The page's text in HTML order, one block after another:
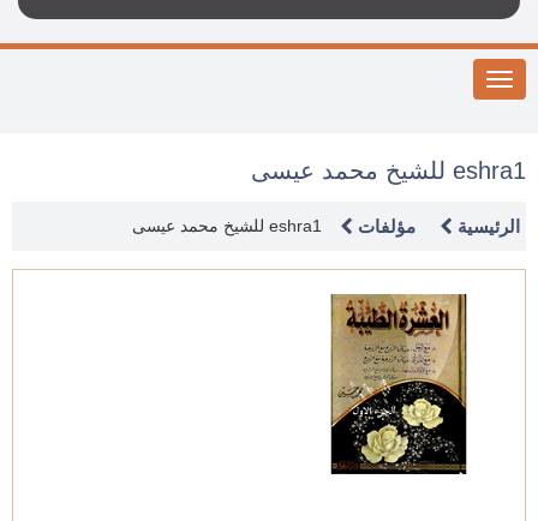
Toggle
navigation
eshra1 للشيخ محمد عيسى
الرئيسية مؤلفات eshra1 للشيخ محمد عيسى